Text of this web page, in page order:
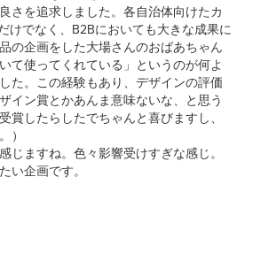
さを追求しました。各自治体向けたカ
けでなく、B2Bにおいても大きな成果に
品の企画をした大場さんのおばあちゃん
て使ってくれている」 というのが何よ
た。 この経験もあり、デザインの評価
イン賞とかあんま意味ないな、と思う
受賞したらしたでちゃんと喜びますし、
）
じますね。色々影響受けすぎな感じ。
い企画です。